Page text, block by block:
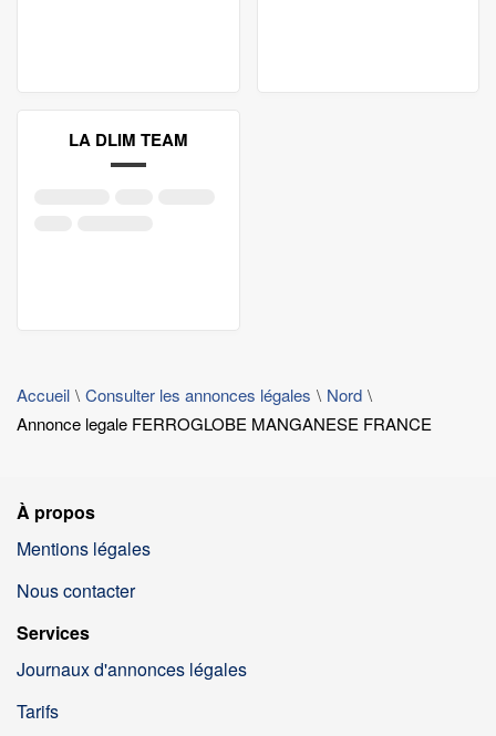
LA DLIM TEAM
Accueil Consulter les annonces légales
Nord
Annonce legale FERROGLOBE MANGANESE FRANCE
À propos
Mentions légales
Nous contacter
Services
Journaux d'annonces légales
Tarifs